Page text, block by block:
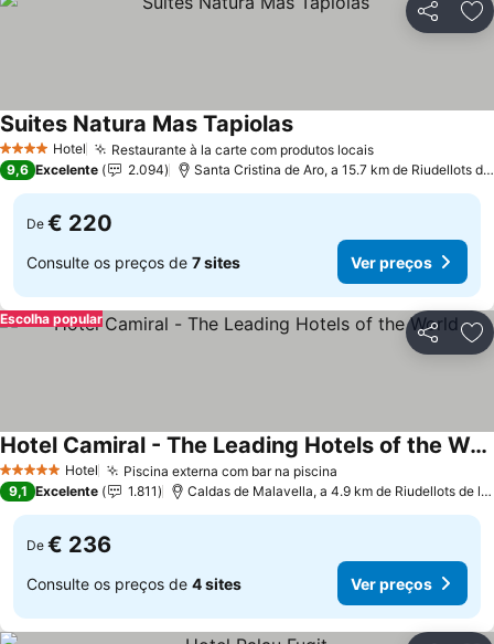
Partilhar
4 EstrelasHotel Restaurante à la carte com produtos locais
Suites Natura Mas Tapiolas
9,6 Excelente 2.094 Santa Cristina de Aro, a 15.7 km de Riudellots de la Selva
De € 220
Consulte os preços de 7 sites Ver preços
Partilhar
Escolha popular
5 Estrelas Hotel Piscina externa com bar na piscina
Hotel Camiral - The Leading Hotels of the World
9,1 Excelente 1.811 Caldas de Malavella, a 4.9 km de Riudellots de la Selva
De € 236
Consulte os preços de 4 sites Ver preços